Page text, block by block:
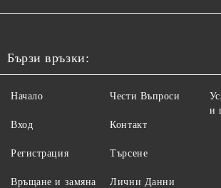
Бързи връзки:
Начало
Вход
Регистрация
Връщане и замяна
Чести Въпроси
Контакт
Търсене
Лични Данни
и